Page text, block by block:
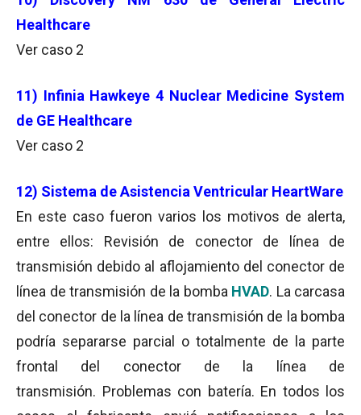
Healthcare
Ver caso 2
11) Infinia Hawkeye 4 Nuclear Medicine System
de GE Healthcare
Ver caso 2
12) Sistema de Asistencia Ventricular HeartWare
En este caso fueron varios los motivos de alerta,
entre ellos: Revisión de conector de línea de
transmisión debido al aflojamiento del conector de
línea de transmisión de la bomba HVAD. La carcasa
del conector de la línea de transmisión de la bomba
podría separarse parcial o totalmente de la parte
frontal del conector de la línea de
transmisión. Problemas con batería. En todos los